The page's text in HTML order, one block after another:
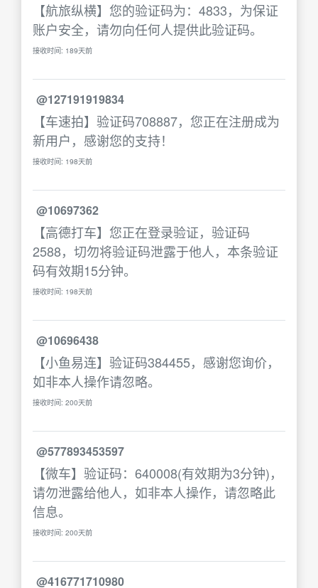
【航旅纵横】您的验证码为：4833，为保证
账户安全，请勿向任何人提供此验证码。
接收时间: 189天前
@127191919834
【车速拍】验证码708887，您正在注册成为
新用户，感谢您的支持！
接收时间: 198天前
@10697362
【高德打车】您正在登录验证，验证码
2588，切勿将验证码泄露于他人，本条验证
码有效期15分钟。
接收时间: 198天前
@10696438
【小鱼易连】验证码384455，感谢您询价，
如非本人操作请忽略。
接收时间: 200天前
@577893453597
【微车】验证码：640008(有效期为3分钟)，
请勿泄露给他人，如非本人操作，请忽略此
信息。
接收时间: 200天前
@416771710980